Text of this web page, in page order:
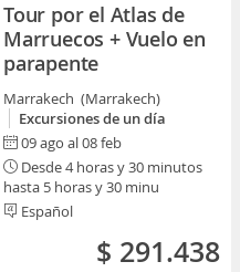
Tour por el Atlas de
Marruecos + Vuelo en
parapente
Marrakech (Marrakech)
Excursiones de un día
09 ago al 08 feb
Desde 4 horas y 30 minutos
hasta 5 horas y 30 minu
Español
$ 291.438